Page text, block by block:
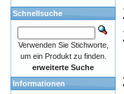
Schnellsuche
Verwenden Sie Stichworte,
um ein Produkt zu finden.
erweiterte Suche
Informationen